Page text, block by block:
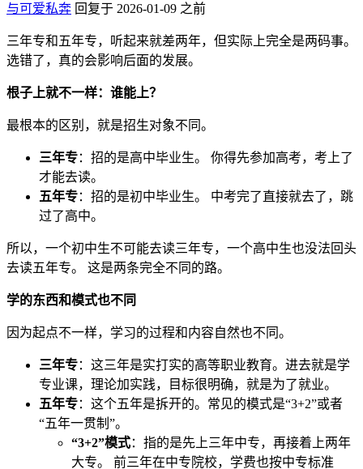
与可爱私奔 回复于 2026-01-09 之前
三年专和五年专，听起来就差两年，但实际上完全是两码事。
选错了，真的会影响后面的发展。
根子上就不一样：谁能上？
最根本的区别，就是招生对象不同。
三年专：招的是高中毕业生。 你得先参加高考，考上了
才能去读。
五年专：招的是初中毕业生。 中考完了直接就去了，跳
过了高中。
所以，一个初中生不可能去读三年专，一个高中生也没法回头
去读五年专。 这是两条完全不同的路。
学的东西和模式也不同
因为起点不一样，学习的过程和内容自然也不同。
三年专：这三年是实打实的高等职业教育。进去就是学
专业课，理论加实践，目标很明确，就是为了就业。
五年专：这个五年是拆开的。常见的模式是“3+2”或者
“五年一贯制”。
“3+2”模式：指的是先上三年中专，再接着上两年
大专。 前三年在中专院校，学费也按中专标准